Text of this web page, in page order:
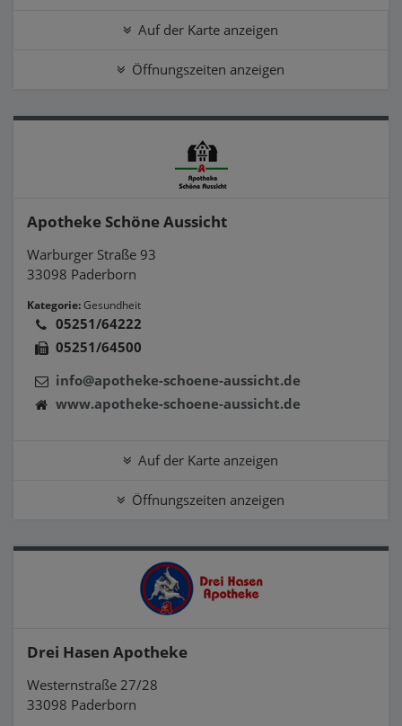
Auf der Karte anzeigen
Öffnungszeiten anzeigen
Apotheke Schöne Aussicht
Warburger Straße 93
33098 Paderborn
Kategorie:Gesundheit
05251/64222
05251/64500
info@apotheke-schoene-aussicht.de
www.apotheke-schoene-aussicht.de
Auf der Karte anzeigen
Öffnungszeiten anzeigen
Drei Hasen Apotheke
Westernstraße 27/28
33098 Paderborn